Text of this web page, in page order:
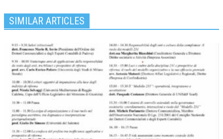
SIMILAR ARTICLES